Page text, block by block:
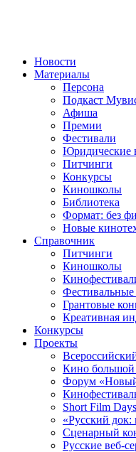
Новости
Материалы
Персона
Подкаст
Афиша
Премии
Фестивали
Юридические
Питчинги
Конкурсы
Киношколы
Библиотека
Формат: без
Новые
Справочник
Питчинги
Киношколы
Фестивальные
Грантовые
Креативная
Конкурсы
Проекты
Кино большой
Форум
Short Film Days
«Русский док:
Сценарный
Русские веб-